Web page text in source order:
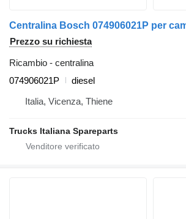
Prezzo su richiesta
Ricambio - centralina
074906021P
diesel
Italia, Vicenza, Thiene
Trucks Italiana Spareparts